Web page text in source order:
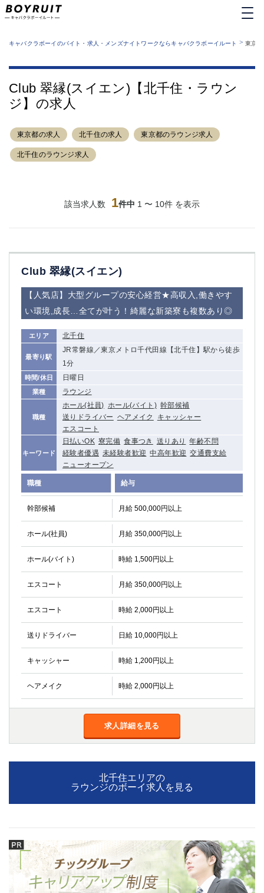
業種から探す
運営者情報
サイトマップ
キャバクラボーイのバイト・求人・メンズナイトワークならキャバクラボーイルート > 東京
Club 翠縁(スイエン)【北千住・ラウン
ジ】の求人
東京都の求人 北千住の求人 東京都のラウンジ求人
北千住のラウンジ求人
該当求人数 1件中 1 〜 10件 を表示
Club 翠縁(スイエン)
【人気店】大型グループの安心経営★高収入,働きやす
い環境,成長…全てが叶う！綺麗な新築寮も複数あり◎
エリア 北千住
最寄り駅
JR常磐線／東京メトロ千代田線【北千住】駅から徒歩
1分
時間/休日 日曜日
業種 ラウンジ
職種
ホール(社員) ホール(バイト) 幹部候補
送りドライバー ヘアメイク
キャッシャー
エスコート
キーワード
日払いOK 寮完備 食事つき 送りあり
年齢不問
経験者優遇 未経験者歓迎 中高年歓迎 交通費支給
ニューオープン
職種 給与
幹部候補 月給 500,000円以上
ホール(社員) 月給 350,000円以上
ホール(バイト) 時給 1,500円以上
エスコート 月給 350,000円以上
エスコート 時給 2,000円以上
送りドライバー 日給 10,000円以上
キャッシャー 時給 1,200円以上
ヘアメイク 時給 2,000円以上
求人詳細を見る
北千住エリアの
ラウンジのボーイ求人を見る
六本木
池袋
新橋
渋谷
大和
錦糸町
八王子
五反田
①六本木 ②西麻布
大山
赤坂
高円寺
蒲田東口
多摩センター
立川（南口）
新宿
中野
府中
中目黒
ひばりヶ丘（北口）
吉祥寺（南口／公園口）
自由が丘
吉祥寺（北口／東口）
四谷
錦糸町南口
下北沢・経堂
成増駅徒歩3分の好立地！①JR埼京線「赤羽駅」から徒歩2分 ②東
三軒茶屋（南口）
①歌舞伎町 ②新宿 ③新宿三丁目 ④西
①歌舞伎町 ②新宿 ③西部新宿 ③東新宿
①歌舞伎町 ②新宿
①銀座 ②新橋
錦糸町(南口)
蒲田(西口)
清瀬（南口）
①東武練馬 ②成増・板橋 ③大山 ②池袋
金町
大井町
大泉学園
下赤塚
竹ノ塚
三鷹
新小岩
幡ヶ谷
祖師ヶ谷大蔵
小岩
湯島
久米川
市川
西麻布
五井
横浜
溝の口
本厚木
新横浜
藤沢
平塚
橋本
横浜・桜木町
関内・馬車道・日ノ出町 武蔵新城
大船
相模原
厚木
横須賀
桜木町